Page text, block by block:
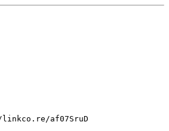
af07SruD